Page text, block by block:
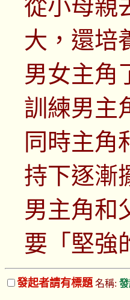
從小母親
大，還培
男女主角
訓練男主
同時主角
持下逐漸
男主角和
要「堅強
發起者請有標題 名稱: